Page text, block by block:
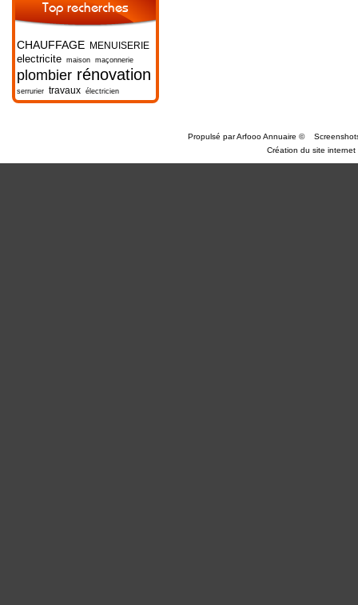
Top recherches
CHAUFFAGE MENUISERIE
electricite maison maçonnerie
plombier rénovation
serrurier travaux électricien
Propulsé parArfooo Annuaire ©
Création du site internet